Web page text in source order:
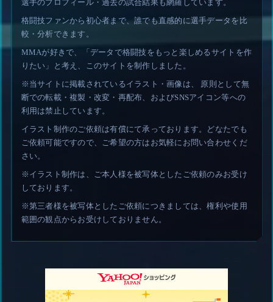
サイト紹介
MMA（総合格闘技）ファイターの戦績を、グラフとデータでわ
かりやすく可視化したサイトです。
勝率、KO率、一本勝ち率、試合決定率などのランキングや、各
選手のプロフィール・過去の試合結果も網羅しています。
較・分析できます。
MMAが好きで、「データで格闘技をもっと楽しめるサイトを作
りたい」と考え、このサイトを制作しました。
※当サイトに掲載されているイラスト・画像は、 原則として無
断での転載・複製・改変・再配布、およびSNSアイコン等への
イラスト制作のご依頼は有償にて承っております。どなたでも
ご依頼可能ですので、ご希望の方はお気軽にお問い合わせくだ
さい。